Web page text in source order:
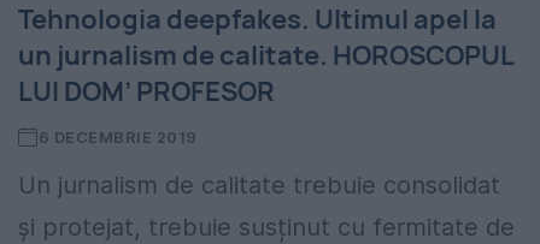
Tehnologia deepfakes. Ultimul apel la
un jurnalism de calitate. HOROSCOPUL
LUI DOM’ PROFESOR
6 DECEMBRIE 2019
Un jurnalism de calitate trebuie consolidat
și protejat, trebuie susținut cu fermitate de